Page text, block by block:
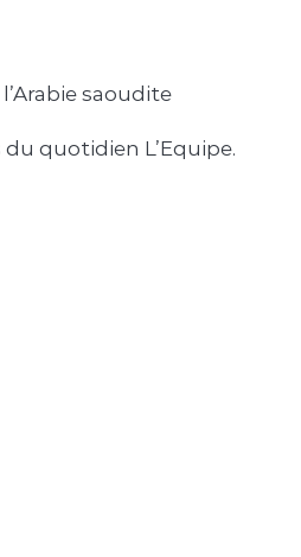
saoudite
quotidien L’Equipe.